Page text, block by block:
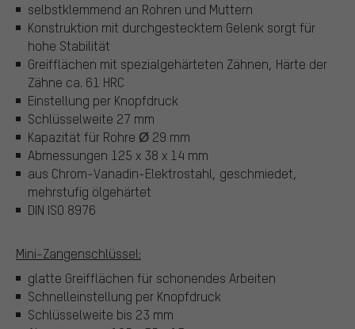
selbstklemmend an Rohren und Muttern
Konstruktion mit durchgestecktem Gelenk sorgt für
hohe Stabilität
Greifflächen mit spezialgehärteten Zähnen, Härte der
Zähne ca. 61 HRC
Einstellung per Knopfdruck
Schlüsselweite 27 mm
Kapazität für Rohre Ø 29 mm
Abmessungen 125 x 38 x 14 mm
aus Chrom-Vanadin-Elektrostahl, geschmiedet,
mehrstufig ölgehärtet
DIN ISO 8976
Mini-Zangenschlüssel:
glatte Greifflächen für schonendes Arbeiten
Schnelleinstellung per Knopfdruck
Schlüsselweite bis 23 mm